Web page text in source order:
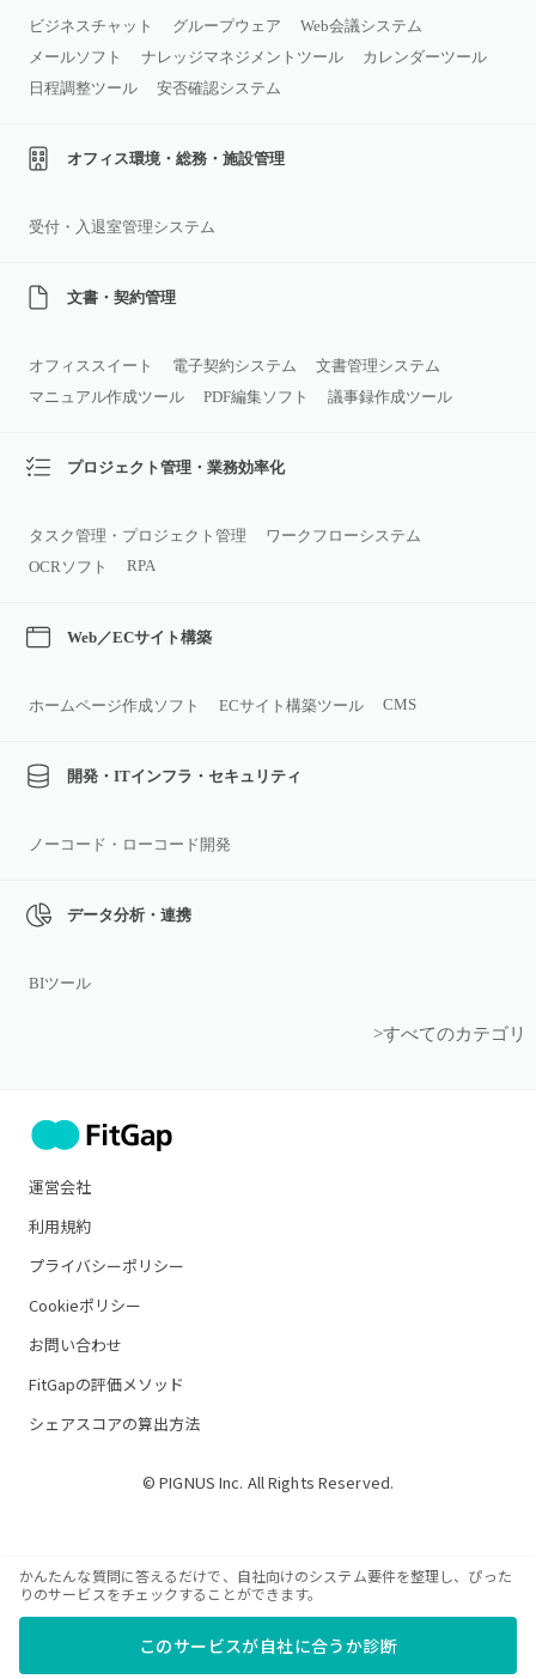
ビジネスチャット グループウェア
Web会議システム
メールソフト
ナレッジマネジメントツール
カレンダーツール
日程調整ツール
安否確認システム
オフィス環境・総務・施設管理
受付・入退室管理システム
文書・契約管理
オフィススイート 電子契約システム
文書管理システム
マニュアル作成ツール
PDF編集ソフト 議事録作成ツール
プロジェクト管理・業務効率化
タスク管理・プロジェクト管理
ワークフローシステム
OCRソフト
RPA
Web／ECサイト構築
ホームページ作成ソフト ECサイト構築ツール CMS
開発・ITインフラ・セキュリティ
ノーコード・ローコード開発
データ分析・連携
BIツール
>すべてのカテゴリ
運営会社
利用規約
プライバシーポリシー
Cookieポリシー
お問い合わせ
FitGapの評価メソッド
シェアスコアの算出方法
© PIGNUS Inc. All Rights Reserved.
かんたんな質問に答えるだけで、自社向けのシステム要件を整理し、ぴった
りのサービスをチェックすることができます。
このサービスが自社に合うか診断